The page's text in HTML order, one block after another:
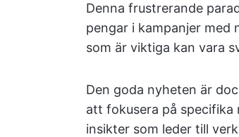
Denna frustrerande
pengar i kampanjer med
som är viktiga kan vara
Den goda nyheten är
att fokusera på
insikter som leder till